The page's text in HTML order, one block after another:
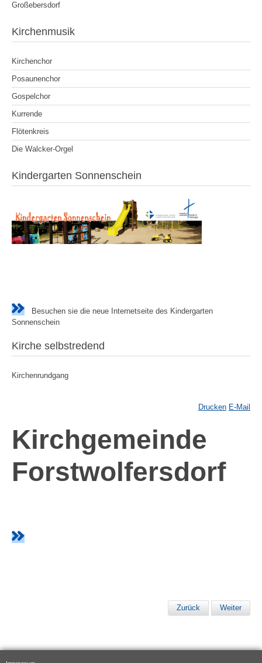
Großebersdorf
Kirchenmusik
Kirchenchor
Posaunenchor
Gospelchor
Kurrende
Flötenkreis
Die Walcker-Orgel
Kindergarten Sonnenschein
Besuchen sie die neue Internetseite des Kindergarten
Sonnenschein
Kirche selbstredend
Kirchenrundgang
Drucken E-Mail
Kirchgemeinde
Forstwolfersdorf
Zurück Weiter